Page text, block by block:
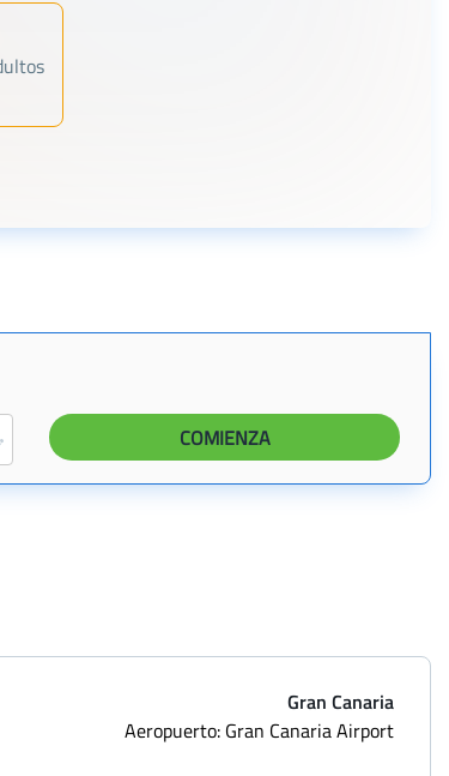
Gran Canaria
Aeropuerto: Gran Canaria Airport